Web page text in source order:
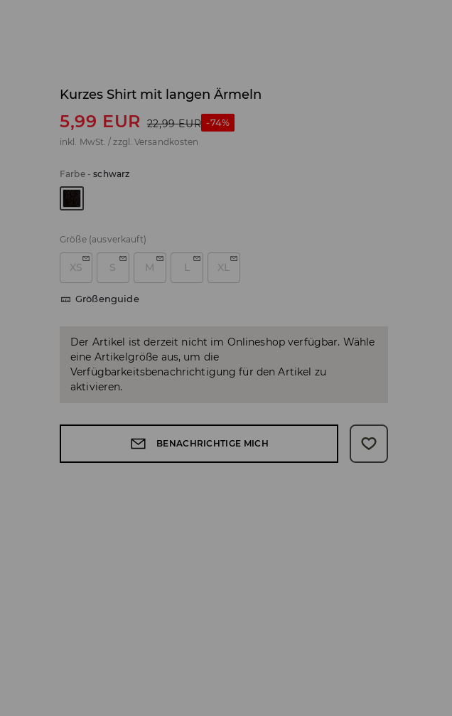
Kurzes Shirt mit langen Ärmeln
5,99 EUR 22,99 EUR -74%
inkl. MwSt. / zzgl. Versandkosten
Farbe-schwarz
Größe (ausverkauft)
XS S M L XL
Größenguide
Der Artikel ist derzeit nicht im Onlineshop verfügbar. Wähle
eine Artikelgröße aus, um die
Verfügbarkeitsbenachrichtigung für den Artikel zu
aktivieren.
BENACHRICHTIGE MICH